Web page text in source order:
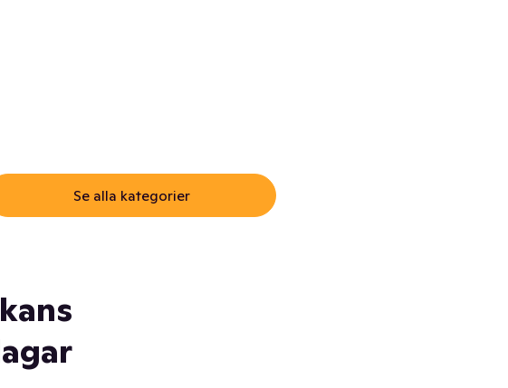
Se alla kategorier